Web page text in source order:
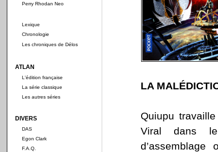
Perry Rhodan Neo
Lexique
Chronologie
Les chroniques de Délos
ATLAN
L'édition française
La série classique
Les autres séries
DIVERS
DAS
Egon Clark
F.A.Q.
LA
Quiupu
Viral dans